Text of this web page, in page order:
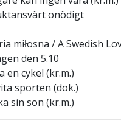
onödigt
miłosna / A Swedish
den 5.10
en cykel (kr.m.)
sporten (dok.)
sin son (kr.m.)